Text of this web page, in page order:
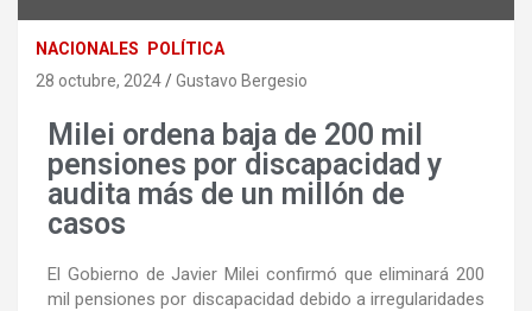
NACIONALES
POLÍTICA
28 octubre, 2024
Gustavo Bergesio
Milei ordena baja de 200 mil
pensiones por discapacidad y
audita más de un millón de
casos
El Gobierno de Javier Milei confirmó que eliminará 200
mil pensiones por discapacidad debido a irregularidades